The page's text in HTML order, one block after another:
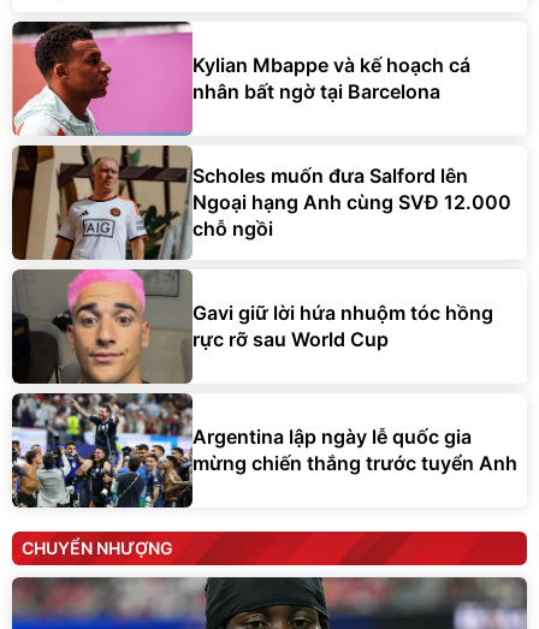
Kylian Mbappe và kế hoạch cá
nhân bất ngờ tại Barcelona
Scholes muốn đưa Salford lên
Ngoại hạng Anh cùng SVĐ 12.000
chỗ ngồi
Gavi giữ lời hứa nhuộm tóc hồng
rực rỡ sau World Cup
Argentina lập ngày lễ quốc gia
mừng chiến thắng trước tuyển Anh
CHUYỂN NHƯỢNG